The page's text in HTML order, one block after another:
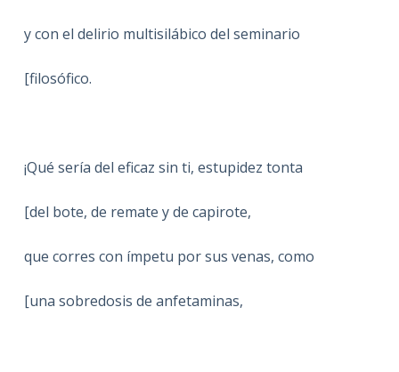
y con el delirio multisilábico del seminario
[filosófico.
¡Qué sería del eficaz sin ti, estupidez tonta
[del bote, de remate y de capirote,
que corres con ímpetu por sus venas, como
[una sobredosis de anfetaminas,